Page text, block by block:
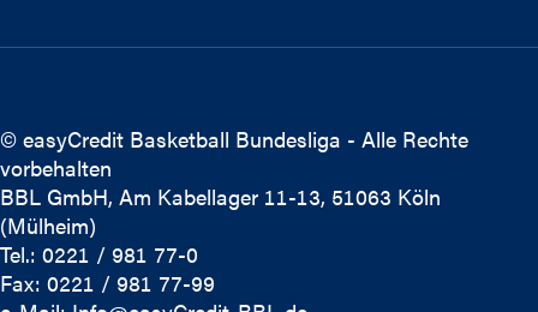
© easyCredit Basketball Bundesliga - Alle Rechte
vorbehalten
BBL GmbH, Am Kabellager 11-13, 51063 Köln
(Mülheim)
Tel.: 0221 / 981 77-0
Fax: 0221 / 981 77-99